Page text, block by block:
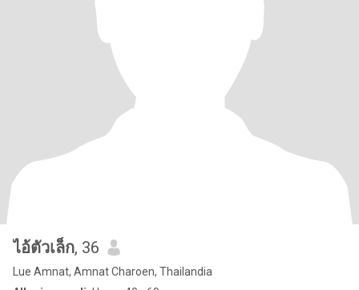
ไอ้ตัวเล็ก, 36
Lue Amnat, Amnat Charoen, Thailandia